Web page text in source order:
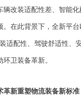
辆改装适配性差、智能
。在此背景下，全新平
适配性、驾驶舒适性、
卫装备革新。
革新重塑物流装备新标准